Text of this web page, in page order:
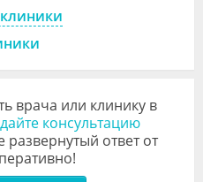
врача или клинику в
консультацию
развернутый ответ от